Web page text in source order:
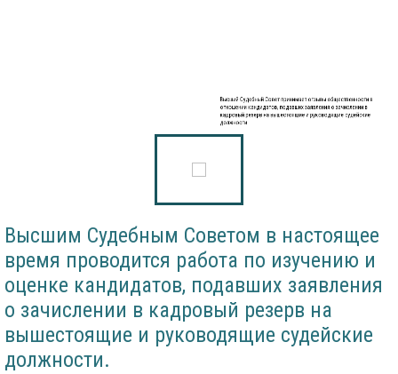
Высший Судебный Совет принимает отзывы общественности в
отношении кандидатов, подавших заявления о зачислении в
кадровый резерв на вышестоящие и руководящие судейские
должности
Высшим Судебным Советом в настоящее
время проводится работа по изучению и
оценке кандидатов, подавших заявления
о зачислении в кадровый резерв на
вышестоящие и руководящие судейские
должности.